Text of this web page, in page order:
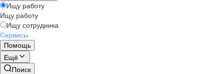
Ищу работу
Ищу работу
Ищу сотрудника
Сервисы
Помощь
Ещё
Поиск